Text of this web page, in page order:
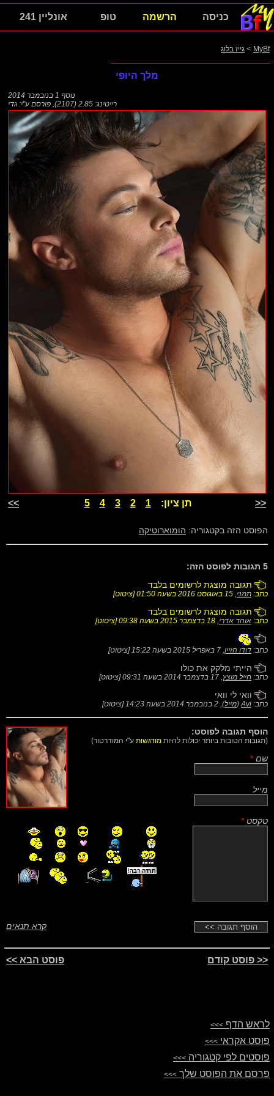
כניסה הרשמה טופ אונליין 241
MyBf
> גייז בלוג
מלך היופי
נוסף 1 בנובמבר 2014
רייטינג: 2.85 (2107)
, פורסם ע"י: גדי
<< תן ציון:1
2
3
4
5
>>
הפוסט הזה בקטגוריה: הומוארוטיקה
5 תגובות לפוסט הזה:
תגובה מוצגת לרשומים בלבד
כתב: תמני, 15 באוגוסט 2016 בשעה 01:50 [ציטוט]
תגובה מוצגת לרשומים בלבד
כתב: אוהד אדרי, 18 בדצמבר 2015 בשעה 09:38 [ציטוט]
כתב: דודו הזיין, 7 באפריל 2015 בשעה 15:22 [ציטוט]
הייתי מלקק את כולו
כתב: חייל מוצץ, 17 בדצמבר 2014 בשעה 09:31 [ציטוט]
וואי לי וואי
כתב: Avi
(מייל), 2 בנובמבר 2014 בשעה 14:23 [ציטוט]
הוסף תגובה לפוסט:
(תגובות הטובות ביותר יכולות להיות מודגשות ע"י המודרטור)
שם *
מייל
טקסט *
קרא תנאים
<< פוסט קודם פוסט הבא >>
לראש הדף >>>
פוסט אקראי >>>
פוסטים לפי קטגוריה >>>
פרסם את הפוסט שלך >>>